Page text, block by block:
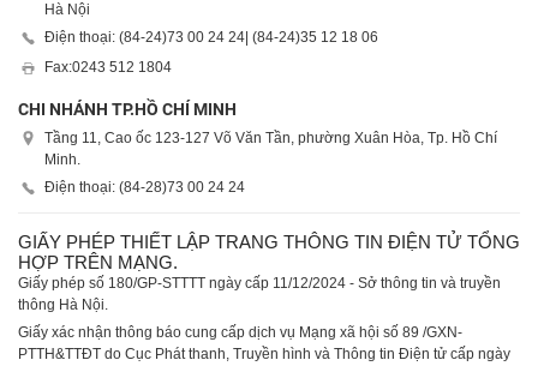
Hà Nội
Điện thoại: (84-24)73 00 24 24 | (84-24)35 12 18 06
Fax:0243 512 1804
CHI NHÁNH TP.HỒ CHÍ MINH
Tầng 11, Cao ốc 123-127 Võ Văn Tần, phường Xuân Hòa, Tp. Hồ Chí
Minh.
Điện thoại: (84-28)73 00 24 24
GIẤY PHÉP THIẾT LẬP TRANG THÔNG TIN ĐIỆN TỬ TỔNG
HỢP TRÊN MẠNG.
Giấy phép số 180/GP-STTTT ngày cấp 11/12/2024 - Sở thông tin và truyền
thông Hà Nội.
Giấy xác nhận thông báo cung cấp dịch vụ Mạng xã hội số 89 /GXN-
PTTH&TTĐT do Cục Phát thanh, Truyền hình và Thông tin Điện tử cấp ngày